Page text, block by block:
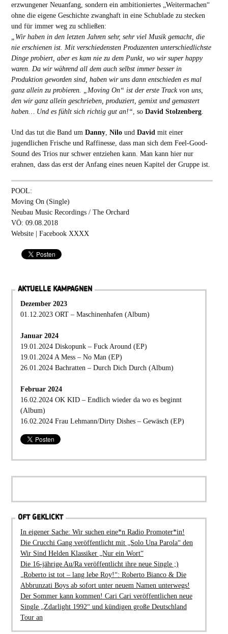
erzwungener Neuanfang, sondern ein ambitioniertes „Weitermachen“
ohne die eigene Geschichte zwanghaft in eine Schublade zu stecken
und für immer weg zu schließen:
„Wir haben in den letzten Jahren sehr, sehr viel Musik gemacht, die
nie erschienen ist. Mit verschiedensten Produzenten unterschiedlichste
Dinge probiert, aber es kam nie zu dem Punkt, wo wir super happy
waren. Da wir während all dem auch selbst immer besser in
Produktion geworden sind, haben wir uns dann entschieden es mal
ganz allein zu probieren. „Moving On“ ist der erste Track von uns,
den wir ganz allein geschrieben, produziert, gemixt und gemastert
haben… Und es fühlt sich richtig gut an!“, so David Stolzenberg.
Und das tut die Band um Danny, Nilound Davidmit einer
jugendlichen Frische und Raffinesse, dass man sich dem Feel-Good-
Sound des Trios nur schwer entziehen kann. Man kann hier nur
erahnen, dass das erst der Anfang eines neuen Kapitel der Gruppe ist.
POOL:
Moving On (Single)
Neubau Music Recordings / The Orchard
VÖ: 09.08.2018
Website| FacebookXXXX
AKTUELLE KAMPAGNEN
Dezember 2023
01.12.2023 ORT – Maschinenhafen (Album)
Januar 2024
19.01.2024 Diskopunk – Fuck Around (EP)
19.01.2024 A Mess – No Man (EP)
26.01.2024 Bachratten – Durch Dich Durch (Album)
Februar 2024
16.02.2024 OK KID – Endlich wieder da wo es beginnt
(Album)
16.02.2024 Frau Lehmann/Dirty Dishes – Gewäsch (EP)
OFT GEKLICKT
In eigener Sache: Wir suchen eine*n Radio Promoter*in!
Die Crucchi Gang veröffentlicht mit „Solo Una Parola“ den
Wir Sind Helden Klassiker „Nur ein Wort“
Die 16-jährige Au/Ra veröffentlicht ihre neue Single ;)
„Roberto ist tot – lang lebe Roy!“: Roberto Bianco & Die
Abbrunzati Boys ab sofort unter neuem Namen unterwegs!
Der Sommer kann kommen! Cari Cari veröffentlichen neue
Single „Zdarlight 1992“ und kündigen große Deutschland
Tour an